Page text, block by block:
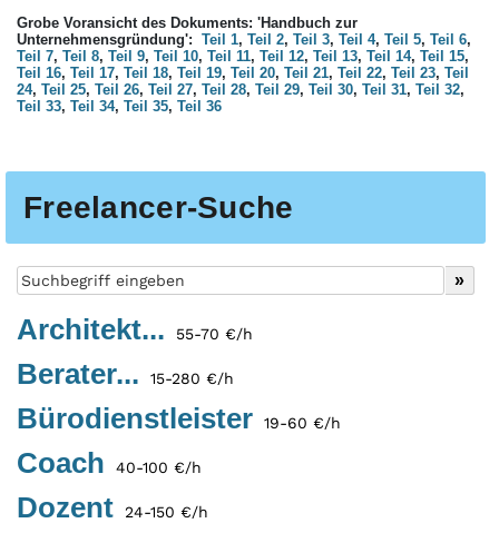
Freelancer-Suche
Architekt... 55-70 €/h
Berater... 15-280 €/h
Bürodienstleister 19-60 €/h
Coach 40-100 €/h
Dozent 24-150 €/h
Grobe Voransicht des Dokuments: 'Handbuch zur
Unternehmensgründung': Teil 1, Teil 2, Teil 3, Teil 4, Teil 5, Teil 6,
Teil 7, Teil 8, Teil 9, Teil 10, Teil 11, Teil 12, Teil 13, Teil 14, Teil 15,
Teil 16, Teil 17, Teil 18, Teil 19, Teil 20, Teil 21, Teil 22, Teil 23, Teil
24, Teil 25, Teil 26, Teil 27, Teil 28, Teil 29, Teil 30, Teil 31, Teil 32,
Teil 33, Teil 34, Teil 35, Teil 36